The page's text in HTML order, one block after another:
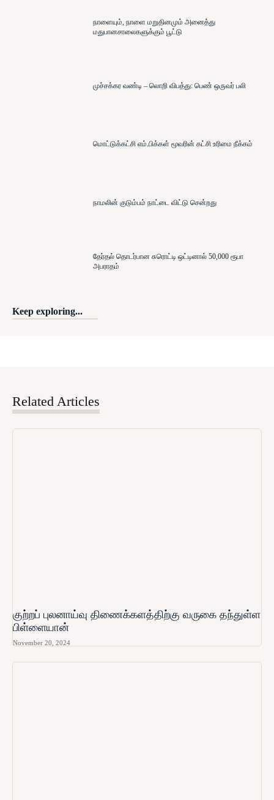
நாளையும், நாளை மறுதினமும் அனைத்து
மதுபானசாலைகளுக்கும் பூட்டு
முச்சக்கர வண்டி – லொறி விபத்து: பெண் ஒருவர் பலி
மொட்டுக்கட்சி எம்.பிக்கள் மூவரின் கட்சி உரிமை நீக்கம்
நாமலின் குடும்பம் நாட்டை விட்டு சென்றது
தேர்தல் தொடர்பான சுரொட்டி ஒட்டினால் 50,000 ரூபா
அபராதம்
Keep exploring...
Related Articles
குற்றப் புலனாய்வு திணைக்களத்திற்கு வருகை தந்துள்ள
பிள்ளையான்
November 20, 2024